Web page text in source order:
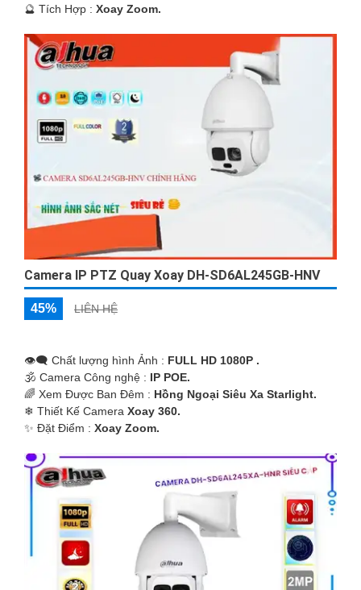
️🔮 Tích Hợp : Xoay Zoom.
Camera IP PTZ Quay Xoay DH-SD6AL245GB-HNV
45% LIÊN HỆ
👁️‍🗨 Chất lượng hình Ảnh : FULL HD 1080P .
🕉️ Camera Công nghệ : IP POE.
🌈 Xem Được Ban Đêm : Hồng Ngoại Siêu Xa Starlight.
❄ Thiết Kế Camera Xoay 360.
️✨ Đặt Điểm : Xoay Zoom.